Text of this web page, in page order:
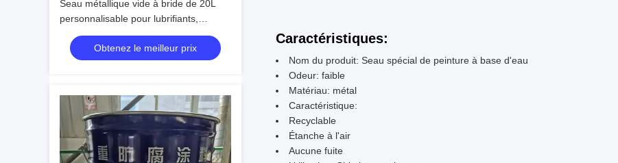
Seau métallique vide à bride de 20L
personnalisable pour lubrifiants,
peintures et huiles
Obtenez le meilleur prix
Caractéristiques:
Nom du produit: Seau spécial de peinture à base d'eau
Odeur: faible
Matériau: métal
Caractéristique:
Recyclable
Étanche à l'air
Aucune fuite